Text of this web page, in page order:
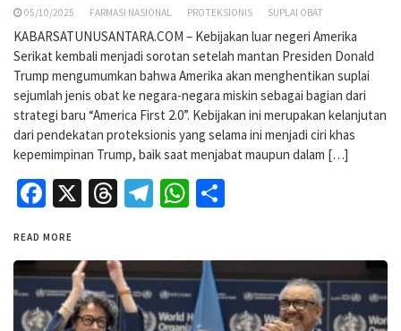
05/10/2025 FARMASI NASIONAL PROTEKSIONIS SUPLAI OBAT
KABARSATUNUSANTARA.COM – Kebijakan luar negeri Amerika
Serikat kembali menjadi sorotan setelah mantan Presiden Donald
Trump mengumumkan bahwa Amerika akan menghentikan suplai
sejumlah jenis obat ke negara-negara miskin sebagai bagian dari
strategi baru “America First 2.0”. Kebijakan ini merupakan kelanjutan
dari pendekatan proteksionis yang selama ini menjadi ciri khas
kepemimpinan Trump, baik saat menjabat maupun dalam […]
Facebook
X Threads
Telegram
WhatsApp
READ MORE